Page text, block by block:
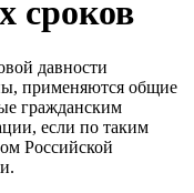
сроков
давности
применяются общие
гражданским
если по таким
Российской